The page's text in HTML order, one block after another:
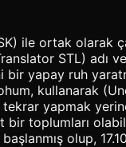
ile ortak olarak
STL)
yapay ruh
kullanarak
yapmak
toplumları
olup,